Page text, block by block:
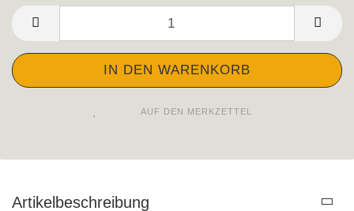
AUF DEN MERKZETTEL
Artikelbeschreibung